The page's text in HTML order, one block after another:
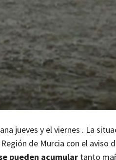
jueves y el viernes . La
de Murcia con el aviso
pueden acumular tanto